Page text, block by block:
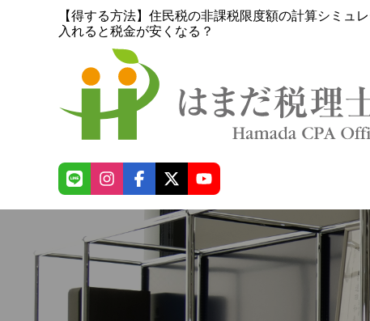
【得する方法】住民税の非課税限度額の計算シミュ
入れると税金が安くなる？